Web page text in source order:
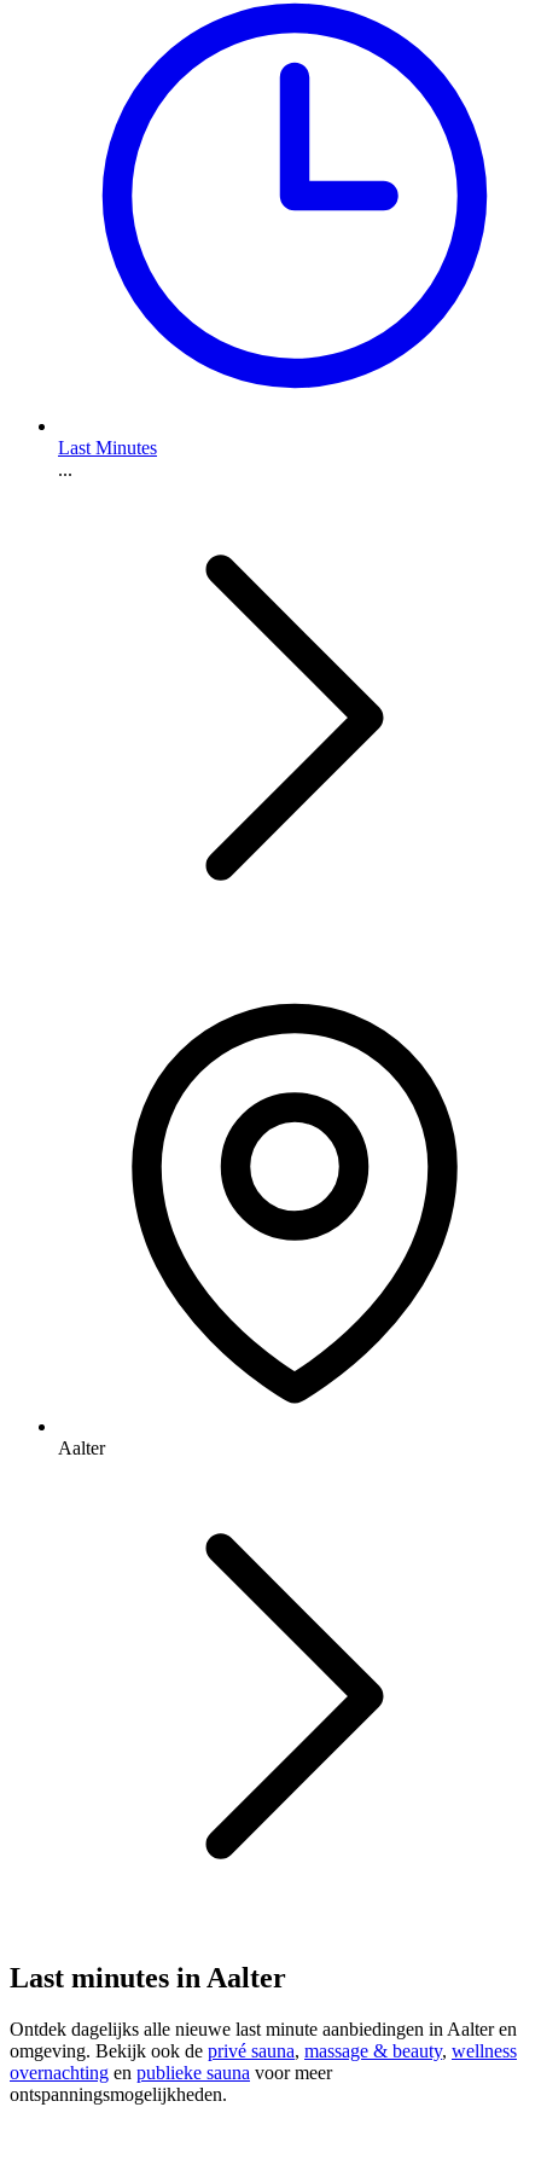
Last Minutes
...
Aalter
Last minutes in Aalter
Ontdek dagelijks alle nieuwe last minute aanbiedingen in Aalter en
omgeving. Bekijk ook de privé sauna, massage & beauty, wellness
overnachting en publieke sauna voor meer
ontspanningsmogelijkheden.